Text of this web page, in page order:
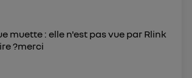
muette : elle n'est pas vue par Rlink
?merci